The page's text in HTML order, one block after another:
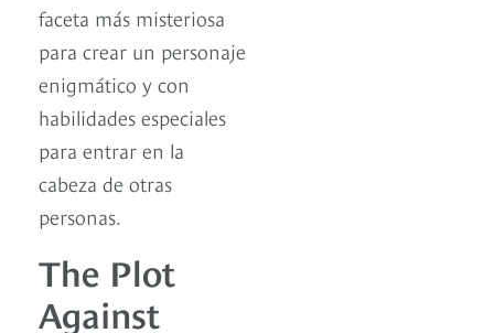
faceta más misteriosa
para crear un personaje
enigmático y con
habilidades especiales
para entrar en la
cabeza de otras
personas.
The Plot
Against